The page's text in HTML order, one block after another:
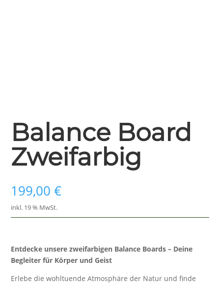
Balance Board
Zweifarbig
199,00€
inkl. 19 % MwSt.
Entdecke unsere zweifarbigen Balance Boards – Deine
Begleiter für Körper und Geist
Erlebe die wohltuende Atmosphäre der Natur und finde